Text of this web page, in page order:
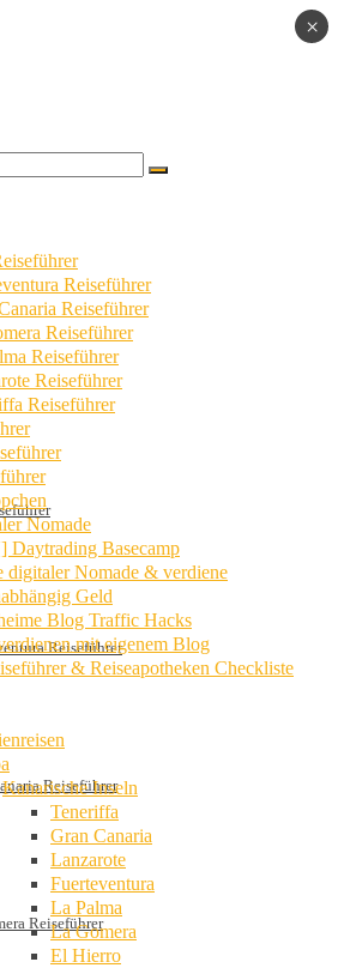
Reiseführer
Reiseführer
Reiseführer
Reiseführer
Reiseführer
Reiseführer
Reiseführer
Reiseführer
Reiseführer
Nomade
Daytrading Basecamp
digitaler Nomade & verdiene
Geld
Blog Traffic Hacks
mit eigenem Blog
& Reiseapotheken Checkliste
Kanarische Inseln
Teneriffa
Gran Canaria
Lanzarote
Fuerteventura
La Palma
La Gomera
El Hierro
×